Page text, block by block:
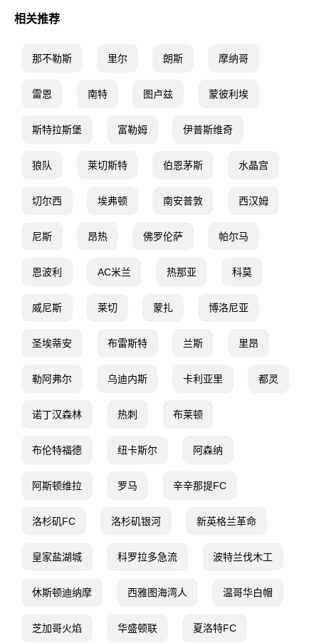
相关推荐
那不勒斯 里尔 朗斯 摩纳哥
雷恩 南特 图卢兹 蒙彼利埃
斯特拉斯堡 富勒姆 伊普斯维奇
狼队 莱切斯特 伯恩茅斯 水晶宫
切尔西 埃弗顿 南安普敦 西汉姆
尼斯 昂热 佛罗伦萨 帕尔马
恩波利 AC米兰 热那亚 科莫
威尼斯 莱切 蒙扎 博洛尼亚
圣埃蒂安 布雷斯特 兰斯 里昂
勒阿弗尔 乌迪内斯 卡利亚里 都灵
诺丁汉森林 热刺 布莱顿
布伦特福德 纽卡斯尔 阿森纳
阿斯顿维拉 罗马 辛辛那提FC
洛杉矶FC 洛杉矶银河 新英格兰革命
皇家盐湖城 科罗拉多急流 波特兰伐木工
休斯顿迪纳摩 西雅图海湾人 温哥华白帽
芝加哥火焰 华盛顿联 夏洛特FC